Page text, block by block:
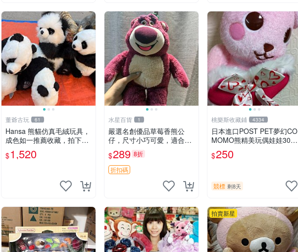
董爺古玩 61
Hansa 熊貓仿真毛絨玩具，
成色如一推薦收藏，拍下無
疑心 熊貓 毛絨玩具 收藏
$1,520
水星百貨 1
嚴選名創優品草莓香熊公
仔，尺寸小巧可愛，適合收
藏賞玩 30cm 玩具 公仔 草
莓熊
$289 8折
折扣碼
桃樂斯收藏鋪 4334
日本進口POST PET夢幻CO
MOMO熊精美玩偶娃娃30c
m
$250
競標 剩8天
拍賣新星